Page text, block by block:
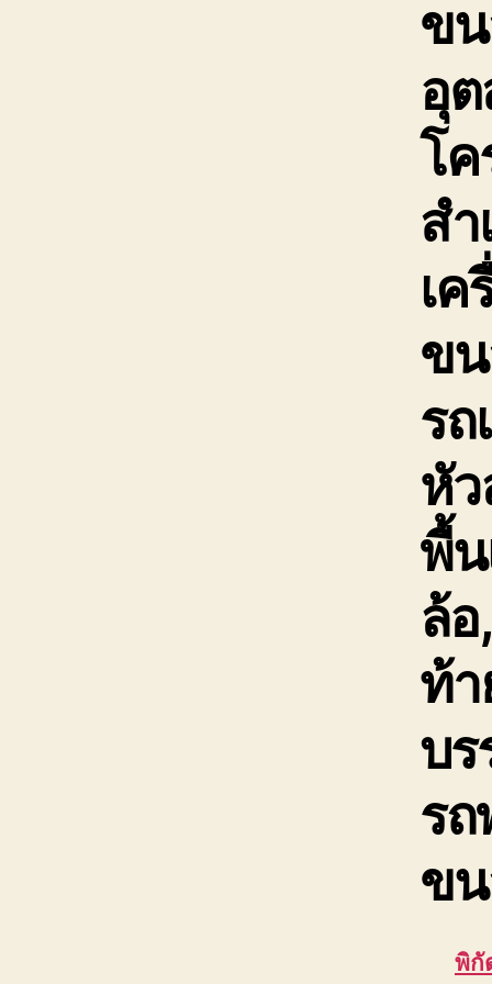
ขน
อุ
โค
สำ
เค
ข
รถ
หัว
พื้น
ล้
ท้า
บร
ร
ข
พิกั